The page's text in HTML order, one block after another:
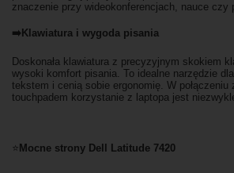
znaczenie przy wideokonferencjach, nauce czy
➡️Klawiatura i wygoda pisania
Doskonała klawiatura z precyzyjnym skokiem
wysoki komfort pisania. To idealne narzędzie
tekstem i cenią sobie ergonomię. W
touchpadem korzystanie z laptopa jest
⭐ Mocne strony Dell Latitude 7420